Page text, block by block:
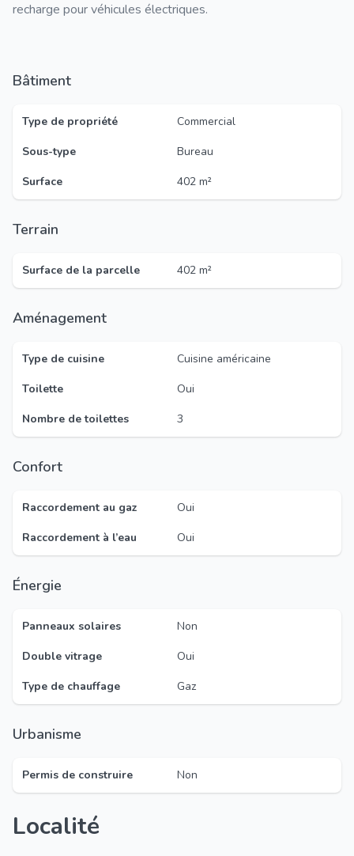
recharge pour véhicules électriques.
Bâtiment
Type de propriété
Commercial
Sous-type
Bureau
Surface
402 m²
Terrain
Surface de la parcelle 402 m²
Aménagement
Type de cuisine
Cuisine américaine
Toilette
Oui
Nombre de toilettes
3
Confort
Raccordement au gaz
Oui
Raccordement à l’eau
Oui
Énergie
Panneaux solaires
Non
Double vitrage
Oui
Type de chauffage
Gaz
Urbanisme
Permis de construire Non
Localité